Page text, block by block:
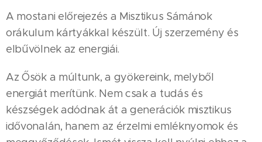
A mostani előrejezés a Misztikus Sámánok
orákulum kártyákkal készült. Új szerzemény és
elbűvölnek az energiái.
Az Ősök a múltunk, a gyökereink, melyből
energiát merítünk. Nem csak a tudás és
készségek adódnak át a generációk misztikus
idővonalán, hanem az érzelmi emléknyomok és